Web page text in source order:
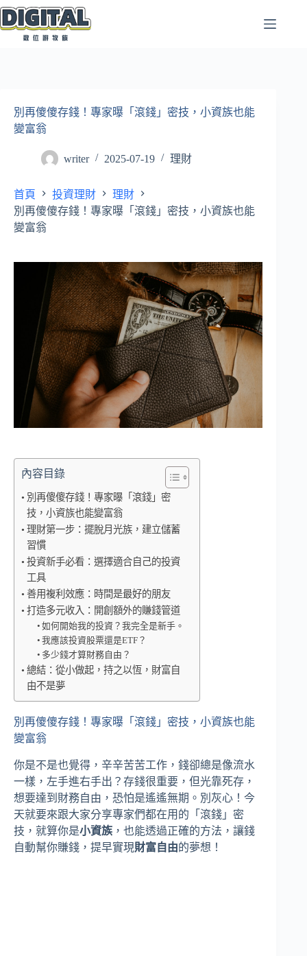
跳
至
別再傻傻存錢！專家曝「滾錢」密技，小資族也能
變富翁
writer 2025-07-19 理財
首頁 投資理財
理財
別再傻傻存錢！專家曝「滾錢」密技，小資族也能
變富翁
內容目錄
別再傻傻存錢！專家曝「滾錢」密
技，小資族也能變富翁
理財第一步：擺脫月光族，建立儲蓄
習慣
投資新手必看：選擇適合自己的投資
工具
善用複利效應：時間是最好的朋友
打造多元收入：開創額外的賺錢管道
如何開始我的投資？我完全是新手。
我應該投資股票還是ETF？
多少錢才算財務自由？
總結：從小做起，持之以恆，財富自
由不是夢
別再傻傻存錢！專家曝「滾錢」密技，小資族也能
變富翁
你是不是也覺得，辛辛苦苦工作，錢卻總是像流水
一樣，左手進右手出？存錢很重要，但光靠死存，
想要達到財務自由，恐怕是遙遙無期。別灰心！今
天就要來跟大家分享專家們都在用的「滾錢」密
技，就算你是小資族 ，也能透過正確的方法，讓錢
自動幫你賺錢，提早實現財富自由的夢想！